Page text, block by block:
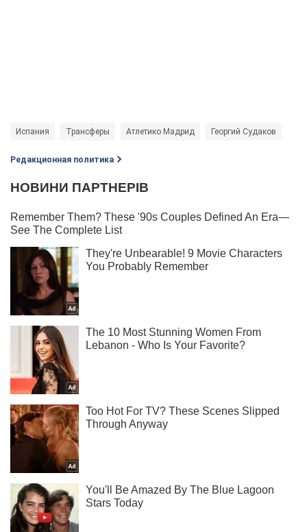
Испания Трансферы Атлетико Мадрид Георгий Судаков
Редакционная политика